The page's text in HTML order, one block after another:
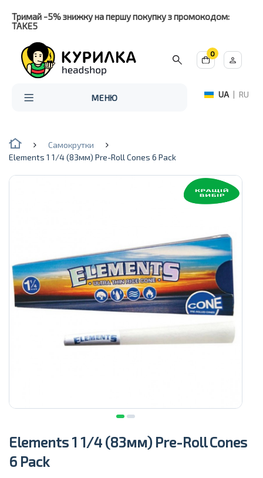
Тримай -5% знижку на першу покупку з промокодом:
TAKE5
0
МЕНЮ UA | RU
Самокрутки
Elements 1 1/4 (83мм) Pre-Roll Cones 6 Pack
Elements 1 1/4 (83мм) Pre-Roll Cones
6 Pack